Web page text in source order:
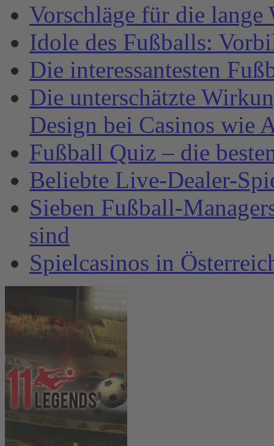
Vorschläge für die lange
Idole des Fußballs:
Die interessantesten
Die unterschätzte
Design bei Casinos wie
Fußball Quiz – die
Beliebte Live-Dealer-
Sieben Fußball-
sind
Spielcasinos in